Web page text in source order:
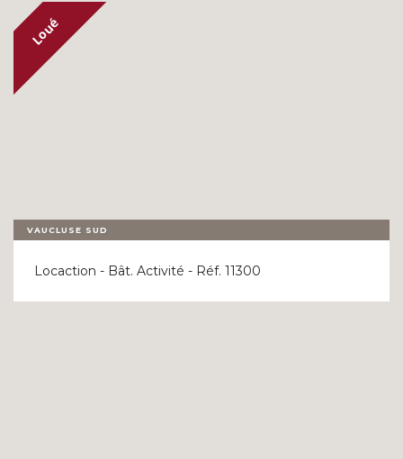
VAUCLUSE SUD
Locaction - Bât. Activité - Réf. 11300